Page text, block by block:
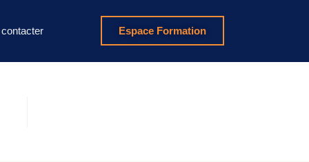
Espace Formation